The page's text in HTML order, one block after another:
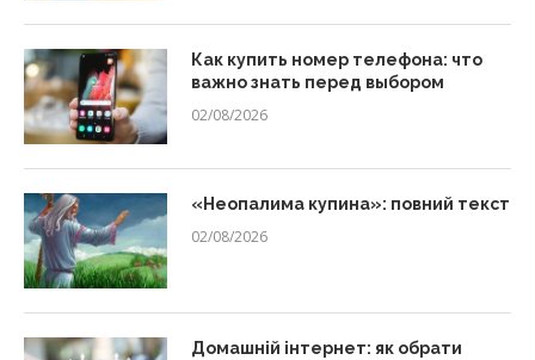
Как купить номер телефона: что
важно знать перед выбором
02/08/2026
«Неопалима купина»: повний текст
02/08/2026
Домашній інтернет: як обрати